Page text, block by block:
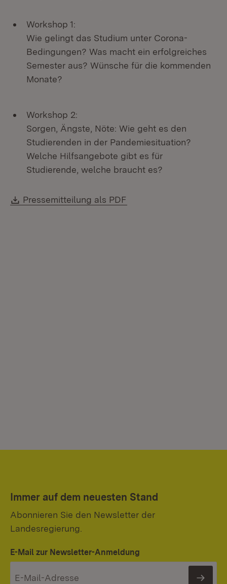
Workshop 1:
Wie gelingt das Studium unter Corona-
Bedingungen? Was macht ein erfolgreiches
Semester aus? Wünsche für die kommenden
Monate?
Workshop 2:
Sorgen, Ängste, Nöte: Wie geht es den
Studierenden in der Pandemiesituation?
Welche Hilfsangebote gibt es für
Studierende, welche braucht es?
Download:
Pressemitteilung als PDF
Immer auf dem neuesten Stand
Abonnieren Sie den Newsletter der
Landesregierung.
E-Mail zur Newsletter-Anmeldung